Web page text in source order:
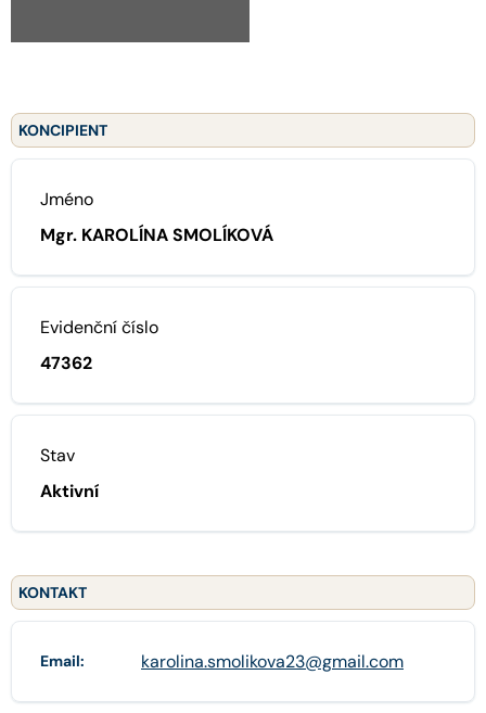
KONCIPIENT
Jméno
Mgr. KAROLÍNA SMOLÍKOVÁ
Evidenční číslo
47362
Stav
Aktivní
KONTAKT
Email: karolina.smolikova23@gmail.com